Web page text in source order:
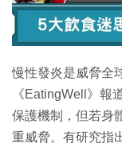
慢性發炎是威脅全
《EatingWell》報
保護機制，但若身
重威脅。有研究指